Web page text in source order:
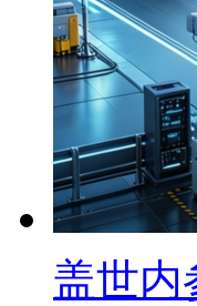
盖世内